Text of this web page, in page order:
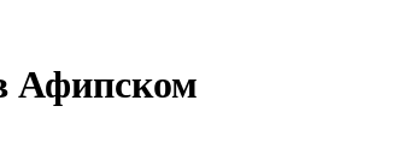
Афипском